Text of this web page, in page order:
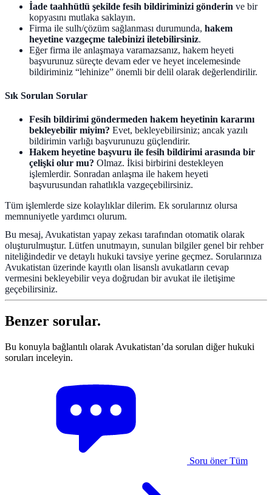
İade taahhütlü şekilde fesih bildiriminizi gönderin ve bir
kopyasını mutlaka saklayın.
Firma ile sulh/çözüm sağlanması durumunda, hakem
heyetine vazgeçme talebinizi iletebilirsiniz.
Eğer firma ile anlaşmaya varamazsanız, hakem heyeti
başvurunuz süreçte devam eder ve heyet incelemesinde
bildiriminiz “lehinize” önemli bir delil olarak değerlendirilir.
Sık Sorulan Sorular
Fesih bildirimi göndermeden hakem heyetinin kararını
bekleyebilir miyim? Evet, bekleyebilirsiniz; ancak yazılı
bildirimin varlığı başvurunuzu güçlendirir.
Hakem heyetine başvuru ile fesih bildirimi arasında bir
çelişki olur mu? Olmaz. İkisi birbirini destekleyen
işlemlerdir. Sonradan anlaşma ile hakem heyeti
başvurusundan rahatlıkla vazgeçebilirsiniz.
Tüm işlemlerde size kolaylıklar dilerim. Ek sorularınız olursa
memnuniyetle yardımcı olurum.
Bu mesaj, Avukatistan yapay zekası tarafından otomatik olarak
oluşturulmuştur. Lütfen unutmayın, sunulan bilgiler genel bir rehber
niteliğindedir ve detaylı hukuki tavsiye yerine geçmez. Sorularınıza
Avukatistan üzerinde kayıtlı olan lisanslı avukatların cevap
vermesini bekleyebilir veya doğrudan bir avukat ile iletişime
geçebilirsiniz.
Benzer sorular.
Bu konuyla bağlantılı olarak Avukatistan’da sorulan diğer hukuki
soruları inceleyin.
Soru öner Tüm